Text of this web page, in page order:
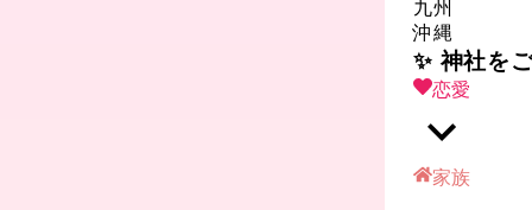
九州
沖縄
✨ 神社を
恋愛
家族